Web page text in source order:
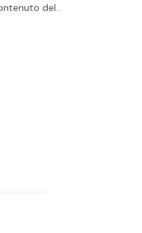
del...